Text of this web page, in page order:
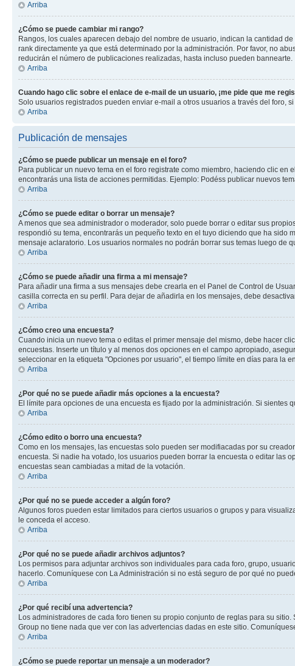
Arriba
¿Cómo se puede cambiar mi rango?
Rangos, los cuales aparecen debajo del nombre de usuario, indican la cantidad
rank directamente ya que está determinado por la administración. Por favor, no
reducirán el número de publicaciones realizadas, hasta incluso pueden bannearte.
Arriba
Cuando hago clic sobre el enlace de e-mail de un usuario, ¡me pide que me
Solo usuarios registrados pueden enviar e-mail a otros usuarios a través del foro,
Arriba
Publicación de mensajes
¿Cómo se puede publicar un mensaje en el foro?
Para publicar un nuevo tema en el foro registrate como miembro, haciendo clic
encontrarás una lista de acciones permitidas. Ejemplo: Podéss publicar nuevos
Arriba
¿Cómo se puede editar o borrar un mensaje?
A menos que sea administrador o moderador, solo puede borrar o editar sus
respondió su tema, encontrarás un pequeño texto en el tuyo diciendo que ha
mensaje aclaratorio. Los usuarios normales no podrán borrar sus temas luego de
Arriba
¿Cómo se puede añadir una firma a mi mensaje?
Para añadir una firma a sus mensajes debe crearla en el Panel de Control de
casilla correcta en su perfil. Para dejar de añadirla en los mensajes, debe
Arriba
¿Cómo creo una encuesta?
Cuando inicia un nuevo tema o editas el primer mensaje del mismo, debe hacer
encuestas. Inserte un título y al menos dos opciones en el campo apropiado,
seleccionar en la etiqueta "Opciones por usuario", el tiempo límite en días para la
Arriba
¿Por qué no se puede añadir más opciones a la encuesta?
El límite para opciones de una encuesta es fijado por la administración. Si
Arriba
¿Cómo edito o borro una encuesta?
Como en los mensajes, las encuestas solo pueden ser modifiacadas por su
encuesta. Si nadie ha votado, los usuarios pueden borrar la encuesta o editar las
encuestas sean cambiadas a mitad de la votación.
Arriba
¿Por qué no se puede acceder a algún foro?
Algunos foros pueden estar limitados para ciertos usuarios o grupos y para
le conceda el acceso.
Arriba
¿Por qué no se puede añadir archivos adjuntos?
Los permisos para adjuntar archivos son individuales para cada foro, grupo,
hacerlo. Comuníquese con La Administración si no está seguro de por qué no
Arriba
¿Por qué recibí una advertencia?
Los administradores de cada foro tienen su propio conjunto de reglas para su
Group no tiene nada que ver con las advertencias dadas en este sitio.
Arriba
¿Cómo se puede reportar un mensaje a un moderador?